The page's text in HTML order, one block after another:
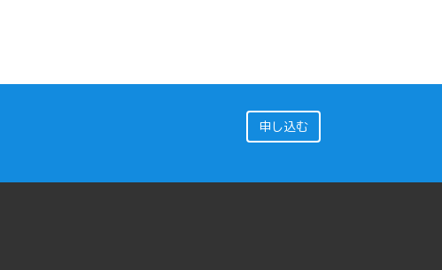
申し込む